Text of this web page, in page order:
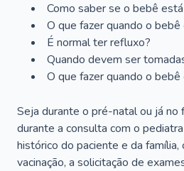
Como saber se o bebê
O que fazer quando o bebê
É normal ter refluxo?
Quando devem ser
O que fazer quando o
Seja durante o pré-natal ou já no
durante a consulta com o
histórico do paciente e da família,
vacinação, a solicitação de